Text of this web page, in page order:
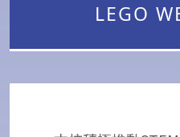
LEGO